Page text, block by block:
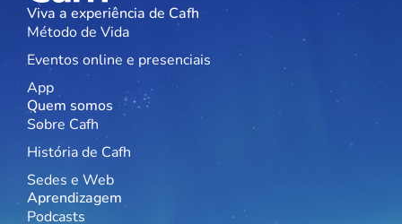
Viva a experiência de Cafh
Método de Vida
Eventos online e presenciais
App
Quem somos
Sobre Cafh
História de Cafh
Sedes e Web
Aprendizagem
Podcasts